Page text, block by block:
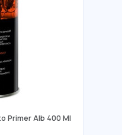
Primer Alb 400 Ml